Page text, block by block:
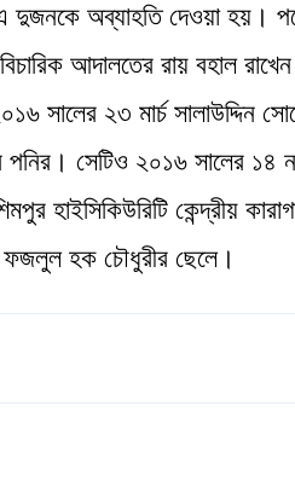
দুজনকে অব্যাহতি দেওয়া হয়।
আদালতের রায় বহাল
সালের ২৩ মার্চ সালাউদ্দিন
সেটিও ২০১৬ সালের ১৪
হাইসিকিউরিটি কেন্দ্রীয়
ফজলুল হক চৌধুরীর ছেলে।